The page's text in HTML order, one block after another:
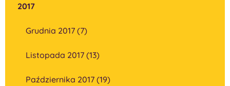
2017
Grudnia 2017 (7)
Listopada 2017 (13)
Października 2017 (19)